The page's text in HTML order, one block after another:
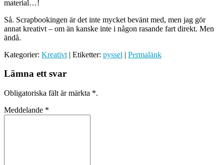
material…!
Så. Scrapbookingen är det inte mycket bevänt med, men jag gör
annat kreativt – om än kanske inte i någon rasande fart direkt. Men
ändå.
Kategorier: Kreativt | Etiketter: pyssel | Permalänk
Lämna ett svar
Obligatoriska fält är märkta *.
Meddelande *